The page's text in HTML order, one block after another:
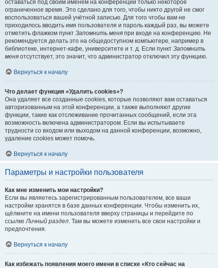
оставаться под своим именем на конференции только некоторое
ограниченное время. Это сделано для того, чтобы никто другой не смог
воспользоваться вашей учётной записью. Для того чтобы вам не
приходилось вводить имя пользователя и пароль каждый раз, вы можете
отметить флажком пункт Запомнить меня при входе на конференцию. Не
рекомендуется делать это на общедоступном компьютере, например в
библиотеке, интернет-кафе, университете и т. д. Если пункт Запомнить
меня отсутствует, это значит, что администратор отключил эту функцию.
Вернуться к началу
Что делает функция «Удалить cookies»?
Она удаляет все созданные cookies, которые позволяют вам оставаться
авторизованным на этой конференции, а также выполняют другие
функции, такие как отслеживание прочитанных сообщений, если эта
возможность включена администратором. Если вы испытываете
трудности со входом или выходом на данной конференции, возможно,
удаление cookies может помочь.
Вернуться к началу
Параметры и настройки пользователя
Как мне изменить мои настройки?
Если вы являетесь зарегистрированным пользователем, все ваши
настройки хранятся в базе данных конференции. Чтобы изменить их,
щёлкните на имени пользователя вверху страницы и перейдите по
ссылкеЛичный раздел. Там вы можете изменить все свои настройки и
предпочтения.
Вернуться к началу
Как избежать появления моего имени в списке «Кто сейчас на